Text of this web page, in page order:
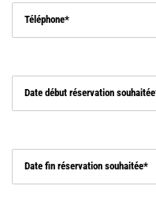
Téléphone
Date début réservation souhaitée
Date fin réservation souhaitée